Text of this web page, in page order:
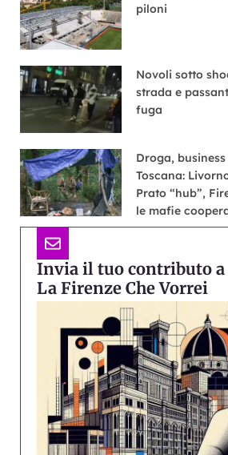
piloni
Novoli sotto
strada e
fuga
Droga,
Toscana:
Prato “hub”,
le mafie
Invia il tuo contributo a
La Firenze Che Vorrei